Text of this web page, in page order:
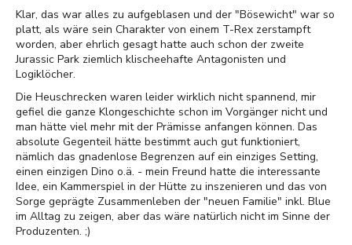
Klar, das war alles zu aufgeblasen und der "Bösewicht" war so
platt, als wäre sein Charakter von einem T-Rex zerstampft
worden, aber ehrlich gesagt hatte auch schon der zweite
Jurassic Park ziemlich klischeehafte Antagonisten und
Logiklöcher.
Die Heuschrecken waren leider wirklich nicht spannend, mir
gefiel die ganze Klongeschichte schon im Vorgänger nicht und
man hätte viel mehr mit der Prämisse anfangen können. Das
absolute Gegenteil hätte bestimmt auch gut funktioniert,
nämlich das gnadenlose Begrenzen auf ein einziges Setting,
einen einzigen Dino o.ä. - mein Freund hatte die interessante
Idee, ein Kammerspiel in der Hütte zu inszenieren und das von
Sorge geprägte Zusammenleben der "neuen Familie" inkl. Blue
im Alltag zu zeigen, aber das wäre natürlich nicht im Sinne der
Produzenten. ;)